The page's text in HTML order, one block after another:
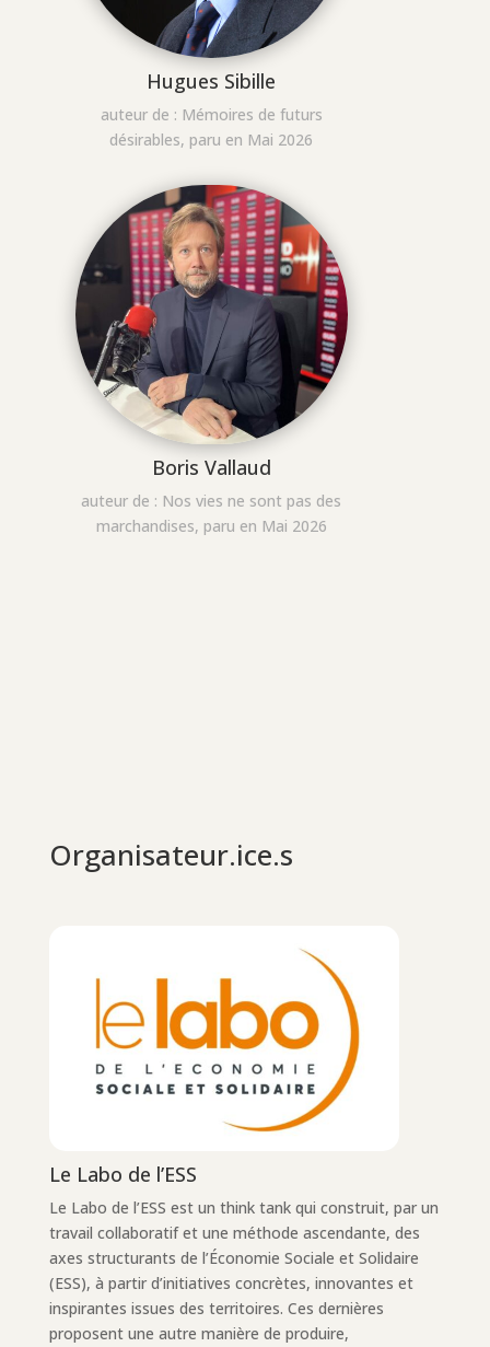
Hugues Sibille
auteur de : Mémoires de futurs
désirables, paru en Mai 2026
Boris Vallaud
auteur de : Nos vies ne sont pas des
marchandises, paru en Mai 2026
Organisateur.ice.s
Le Labo de l’ESS
Le Labo de l’ESS est un think tank qui construit, par un
travail collaboratif et une méthode ascendante, des
axes structurants de l’Économie Sociale et Solidaire
(ESS), à partir d’initiatives concrètes, innovantes et
inspirantes issues des territoires. Ces dernières
proposent une autre manière de produire,